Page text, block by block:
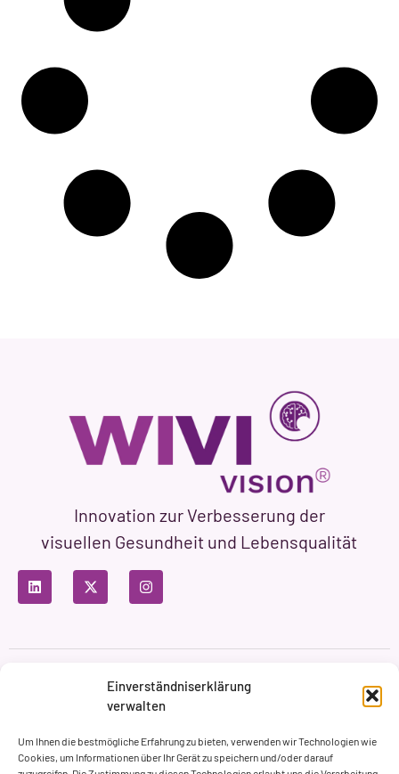
Einverständniserklärung
verwalten
Um Ihnen die bestmögliche Erfahrung zu bieten, verwenden wir Technologien wie
Cookies, um Informationen über Ihr Gerät zu speichern und/oder darauf
Innovation zur Verbesserung der
visuellen Gesundheit und Lebensqualität
Datenschutzbestimmungen
Nutzungsbedingungen
Cookie-Richtlinie